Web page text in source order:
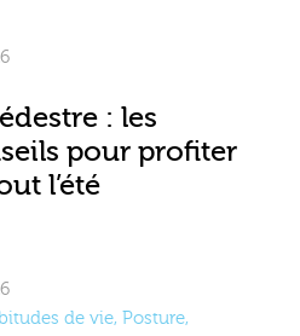
: les
pour profiter
l’été
de vie, Posture,